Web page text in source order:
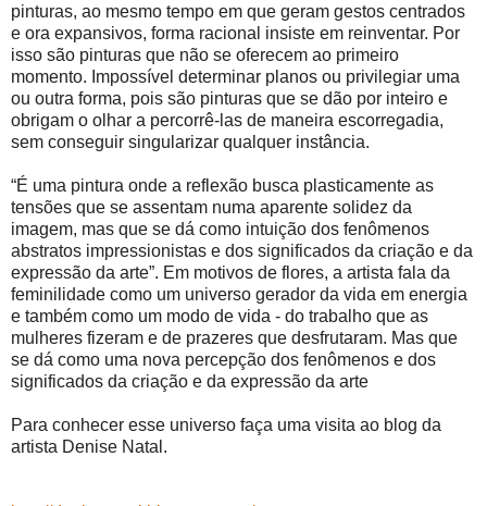
pinturas, ao mesmo tempo em que geram gestos centrados
e ora expansivos, forma racional insiste em reinventar. Por
isso são pinturas que não se oferecem ao primeiro
momento. Impossível determinar planos ou privilegiar uma
ou outra forma, pois são pinturas que se dão por inteiro e
obrigam o olhar a percorrê-las de maneira escorregadia,
sem conseguir singularizar qualquer instância.
“É uma pintura onde a reflexão busca plasticamente as
tensões que se assentam numa aparente solidez da
imagem, mas que se dá como intuição dos fenômenos
abstratos impressionistas e dos significados da criação e da
expressão da arte”. Em motivos de flores, a artista fala da
feminilidade como um universo gerador da vida em energia
e também como um modo de vida - do trabalho que as
mulheres fizeram e de prazeres que desfrutaram. Mas que
se dá como uma nova percepção dos fenômenos e dos
significados da criação e da expressão da arte
Para conhecer esse universo faça uma visita ao blog da
artista Denise Natal.